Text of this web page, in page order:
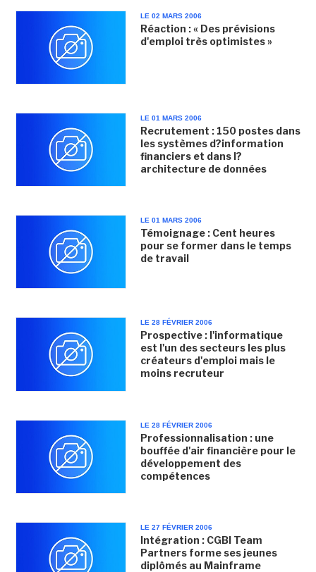
LE 02 MARS 2006
Réaction : « Des prévisions
d'emploi très optimistes »
LE 01 MARS 2006
Recrutement : 150 postes dans
les systèmes d?information
financiers et dans l?
architecture de données
LE 01 MARS 2006
Témoignage : Cent heures
pour se former dans le temps
de travail
LE 28 FÉVRIER 2006
Prospective : l'informatique
est l'un des secteurs les plus
créateurs d'emploi mais le
moins recruteur
LE 28 FÉVRIER 2006
Professionnalisation : une
bouffée d'air financière pour le
développement des
compétences
LE 27 FÉVRIER 2006
Intégration : CGBI Team
Partners forme ses jeunes
diplômés au Mainframe